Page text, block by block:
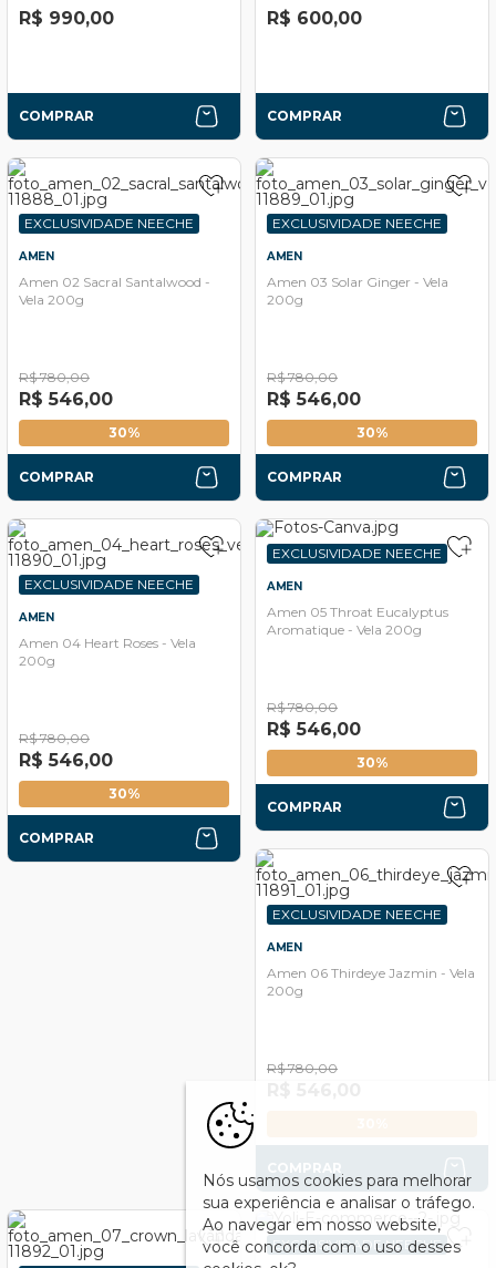
R$ 990,00
COMPRAR
R$ 600,00
COMPRAR
EXCLUSIVIDADE NEECHE
AMEN
Amen 02 Sacral Santalwood -
Vela 200g
R$ 780,00
R$ 546,00
30%
COMPRAR
EXCLUSIVIDADE NEECHE
AMEN
Amen 03 Solar Ginger - Vela
200g
R$ 780,00
R$ 546,00
30%
COMPRAR
EXCLUSIVIDADE NEECHE
AMEN
Amen 04 Heart Roses - Vela
200g
R$ 780,00
R$ 546,00
30%
COMPRAR
EXCLUSIVIDADE NEECHE
AMEN
Amen 05 Throat Eucalyptus
Aromatique - Vela 200g
R$ 780,00
R$ 546,00
30%
COMPRAR
EXCLUSIVIDADE NEECHE
AMEN
Amen 06 Thirdeye Jazmin - Vela
200g
R$ 780,00
COMPRAR
EXCLUSIVIDADE NEECHE
Nós usamos cookies para melhorar
sua experiência e analisar o tráfego.
Ao navegar em nosso website,
você concorda com o uso desses